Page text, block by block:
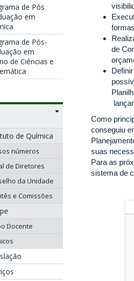
de Pós
em
de Pós-
em
de Ciências e
de Química
números
de Diretores
da Unidade
e Comissões
Docente
de
Como
conseguiu
suas
Para as
sistema de